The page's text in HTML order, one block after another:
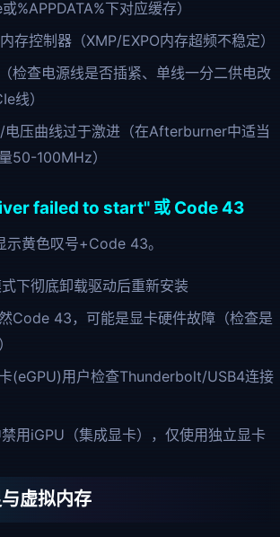
%APPDATA%下对应缓存）
存控制器（XMP/EXPO内存超频不稳定）
检查电源线是否插紧、单线一分二供电改
线）
电压曲线过于激进（在Afterburner中适当
50-100MHz）
failed to start" 或 Code 43
示黄色叹号+Code 43。
下彻底卸载驱动后重新安装
Code 43，可能是显卡硬件故障（检查是
(eGPU)用户检查Thunderbolt/USB4连接
用iGPU（集成显卡），仅使用独立显卡
虚拟内存